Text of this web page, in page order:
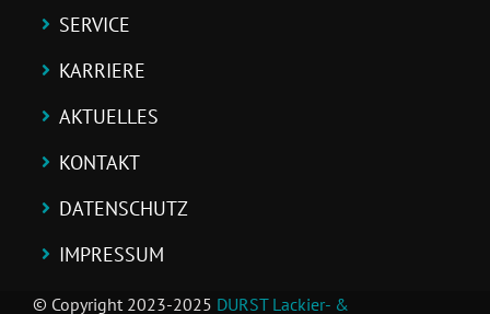
SERVICE
KARRIERE
AKTUELLES
KONTAKT
DATENSCHUTZ
IMPRESSUM
© Copyright 2023-2025 DURST Lackier- &